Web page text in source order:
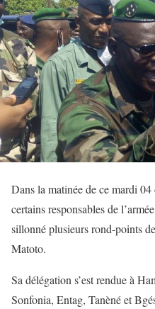
Dans la matinée de ce mardi
certains responsables de
sillonné plusieurs rond-points
Matoto.
Sa délégation s’est rendue à
Sonfonia, Entag, Tanèné et